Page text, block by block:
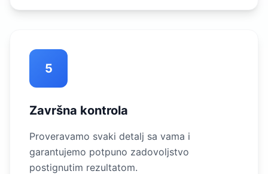
5
Završna kontrola
Proveravamo svaki detalj sa vama i
garantujemo potpuno zadovoljstvo
postignutim rezultatom.